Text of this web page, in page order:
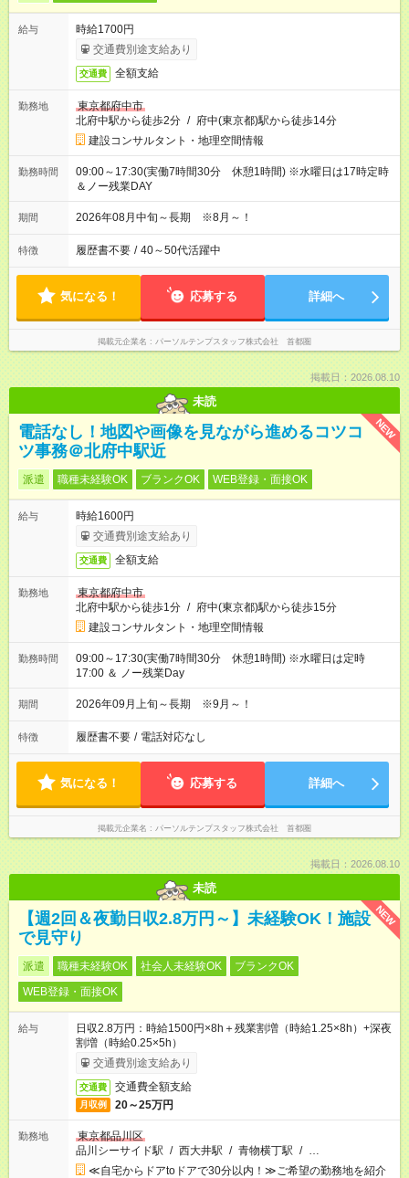
給与
時給1700円
交通費別途支給あり
交通費 全額支給
勤務地
東京都府中市
北府中駅から徒歩2分 / 府中(東京都)駅から徒歩14分
建設コンサルタント・地理空間情報
勤務時間
09:00～17:30(実働7時間30分 休憩1時間) ※水曜日は17時定時
＆ノー残業DAY
期間 2026年08月中旬～長期 ※8月～！
特徴 履歴書不要 / 40～50代活躍中
気になる！ 応募する 詳細へ
掲載元企業名 パーソルテンプスタッフ株式会社 首都圏
掲載日：2026.08.10
未読
NEW
電話なし！地図や画像を見ながら進めるコツコ
ツ事務＠北府中駅近
派遣 職種未経験OK ブランクOK WEB登録・面接OK
給与
時給1600円
交通費別途支給あり
交通費 全額支給
勤務地
東京都府中市
北府中駅から徒歩1分 / 府中(東京都)駅から徒歩15分
建設コンサルタント・地理空間情報
勤務時間
09:00～17:30(実働7時間30分 休憩1時間) ※水曜日は定時
17:00 ＆ ノー残業Day
期間 2026年09月上旬～長期 ※9月～！
特徴 履歴書不要 / 電話対応なし
気になる！ 応募する 詳細へ
掲載元企業名 パーソルテンプスタッフ株式会社 首都圏
掲載日：2026.08.10
未読
NEW
【週2回＆夜勤日収2.8万円～】未経験OK！施設
で見守り
派遣 職種未経験OK 社会人未経験OK
ブランクOK
WEB登録・面接OK
給与
日収2.8万円：時給1500円×8h＋残業割増（時給1.25×8h）+深夜
割増（時給0.25×5h）
交通費別途支給あり
交通費 交通費全額支給
月収例 20～25万円
勤務地
東京都品川区
品川シーサイド駅 / 西大井駅 / 青物横丁駅 / …
≪自宅からドアtoドアで30分以内！≫ご希望の勤務地を紹介